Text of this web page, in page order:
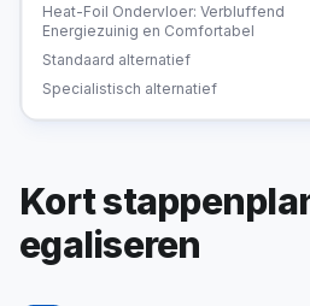
Heat-Foil Ondervloer: Verbluffend
Energiezuinig en Comfortabel
Standaard alternatief
Specialistisch alternatief
Kort
egaliseren